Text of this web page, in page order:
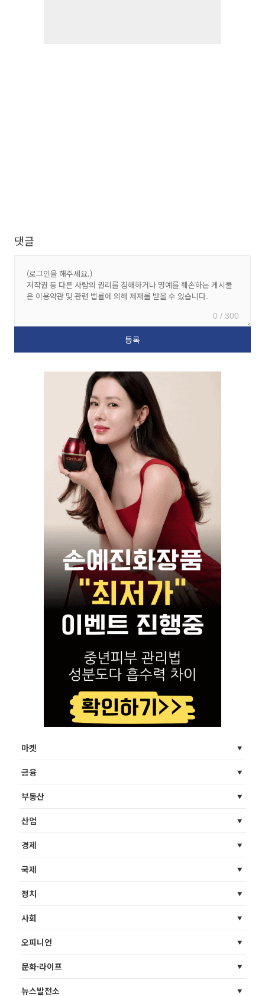
댓글
0 / 300
마켓
금융
부동산
산업
경제
국제
정치
사회
오피니언
문화·라이프
뉴스발전소